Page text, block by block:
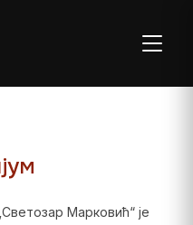
Марковић“ је
Суб:
Нед: